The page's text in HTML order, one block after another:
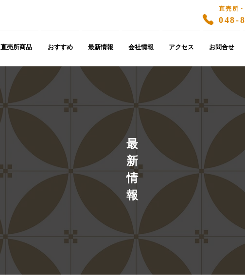
直売所
048-
直売所商品 おすすめ 最新情報 会社情報 アクセス お問合せ
​最
新
情
報